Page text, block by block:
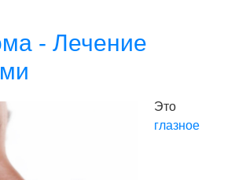
- Лечение
Это
глазное